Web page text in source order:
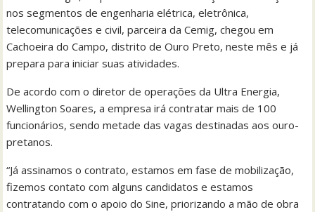
nos segmentos de engenharia elétrica, eletrônica,
telecomunicações e civil, parceira da Cemig, chegou em
Cachoeira do Campo, distrito de Ouro Preto, neste mês e já
prepara para iniciar suas atividades.
De acordo com o diretor de operações da Ultra Energia,
Wellington Soares, a empresa irá contratar mais de 100
funcionários, sendo metade das vagas destinadas aos ouro-
pretanos.
“Já assinamos o contrato, estamos em fase de mobilização,
fizemos contato com alguns candidatos e estamos
contratando com o apoio do Sine, priorizando a mão de obra